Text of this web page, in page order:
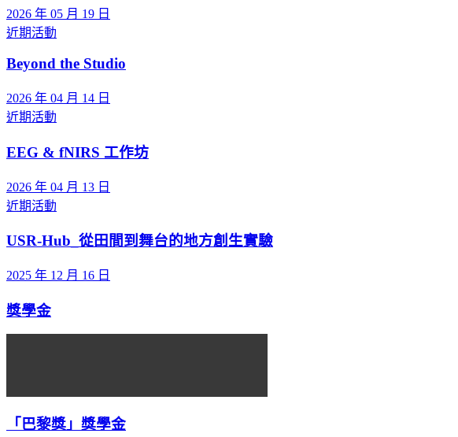
2026 年 05 月 19 日
近期活動
Beyond the Studio
2026 年 04 月 14 日
近期活動
EEG & fNIRS 工作坊
2026 年 04 月 13 日
近期活動
USR-Hub_從田間到舞台的地方創生實驗
2025 年 12 月 16 日
獎學金
「巴黎獎」獎學金